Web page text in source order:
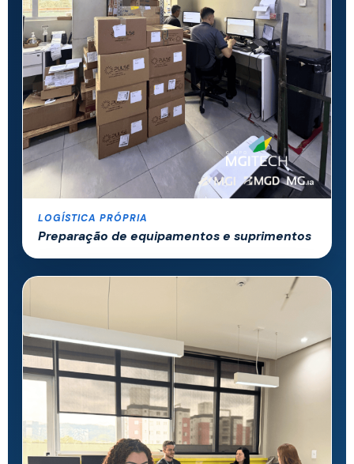
LOGÍSTICA PRÓPRIA
Preparação de equipamentos e suprimentos